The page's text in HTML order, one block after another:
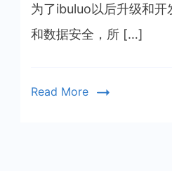
试
站
为了ibuluo以后升级和开
和数据安全，所 […]
Read More